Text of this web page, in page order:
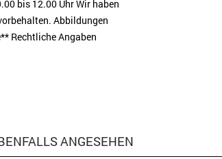
bis 12.00 Uhr Wir haben
Abbildungen
Rechtliche Angaben
ANGESEHEN